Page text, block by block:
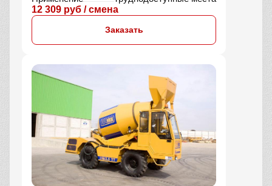
12 309 руб / смена
Заказать